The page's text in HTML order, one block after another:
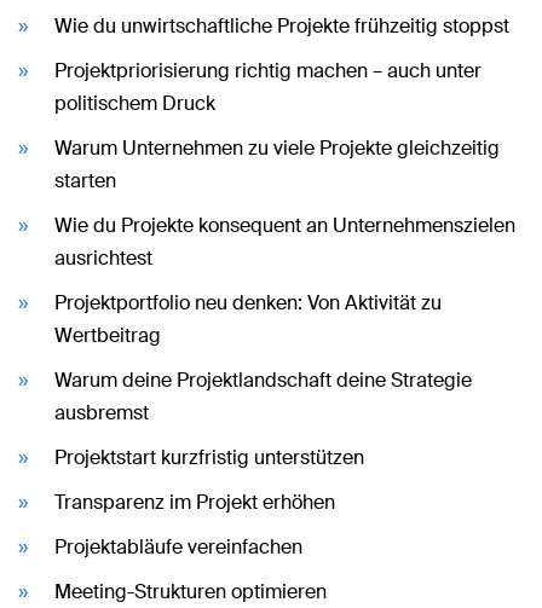
Wie du unwirtschaftliche Projekte frühzeitig stoppst
Projektpriorisierung richtig machen – auch unter
politischem Druck
Warum Unternehmen zu viele Projekte gleichzeitig
starten
Wie du Projekte konsequent an Unternehmenszielen
ausrichtest
Projektportfolio neu denken: Von Aktivität zu
Wertbeitrag
Warum deine Projektlandschaft deine Strategie
ausbremst
Projektstart kurzfristig unterstützen
Transparenz im Projekt erhöhen
Projektabläufe vereinfachen
Meeting-Strukturen optimieren